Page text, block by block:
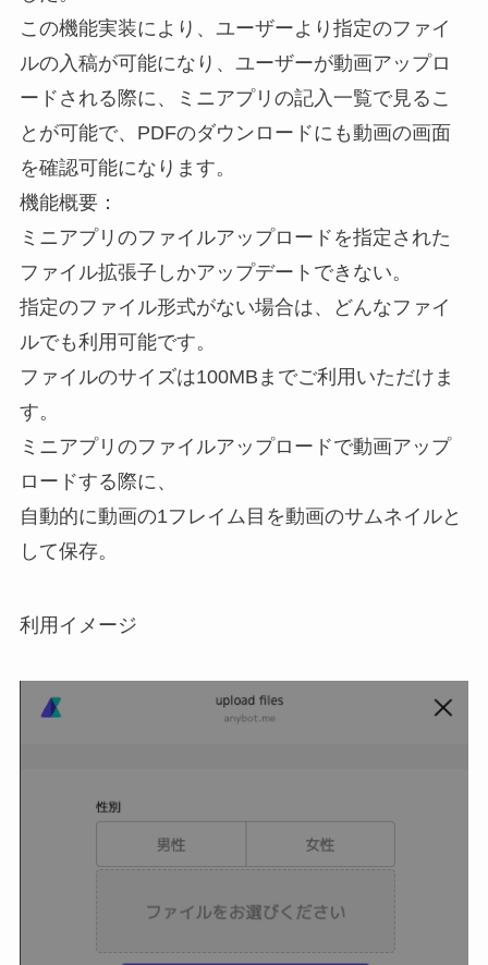
この機能実装により、ユーザーより指定のファイ
ルの入稿が可能になり、ユーザーが動画アップロ
ードされる際に、ミニアプリの記入一覧で見るこ
とが可能で、PDFのダウンロードにも動画の画面
を確認可能になります。
機能概要：
ミニアプリのファイルアップロードを指定された
ファイル拡張子しかアップデートできない。
指定のファイル形式がない場合は、どんなファイ
ルでも利用可能です。
ファイルのサイズは100MBまでご利用いただけま
す。
ミニアプリのファイルアップロードで動画アップ
ロードする際に、
自動的に動画の1フレイム目を動画のサムネイルと
して保存。
利用イメージ